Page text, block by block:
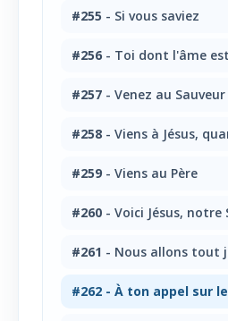
#255 - Si vous saviez
#256 - Toi dont l'âme
#257 - Venez au Sauveur
#258 - Viens à Jésus,
#259 - Viens au Père
#260 - Voici Jésus, notre
#261 - Nous allons tout
#262 - À ton appel sur